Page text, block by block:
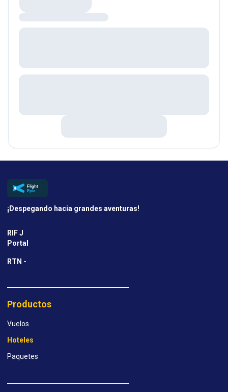
¡Despegando hacia grandes aventuras!
RIF J
Portal
RTN -
Productos
Vuelos
Hoteles
Paquetes